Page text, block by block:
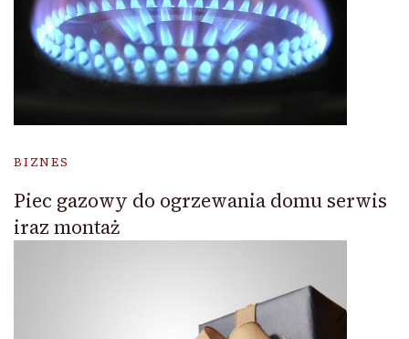
BIZNES
Piec gazowy do ogrzewania domu serwis
iraz montaż